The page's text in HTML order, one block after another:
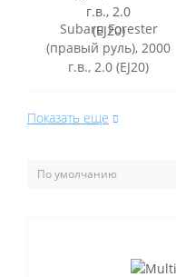
Subaru Forester
(правый руль), 2000
г.в., 2.0 (EJ20)
Показать еще